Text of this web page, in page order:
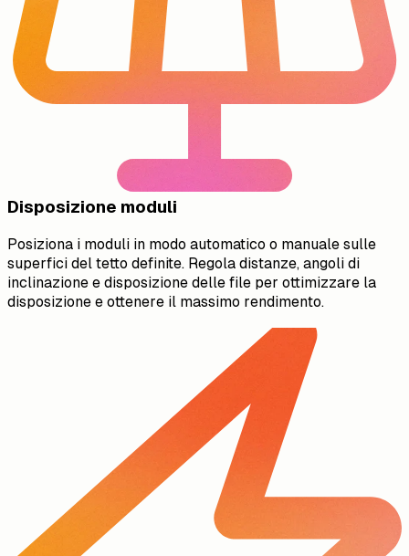
Disposizione moduli
Posiziona i moduli in modo automatico o manuale sulle
superfici del tetto definite. Regola distanze, angoli di
inclinazione e disposizione delle file per ottimizzare la
disposizione e ottenere il massimo rendimento.